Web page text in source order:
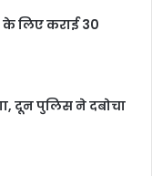
के लिए कराई 30
दून पुलिस ने दबोचा